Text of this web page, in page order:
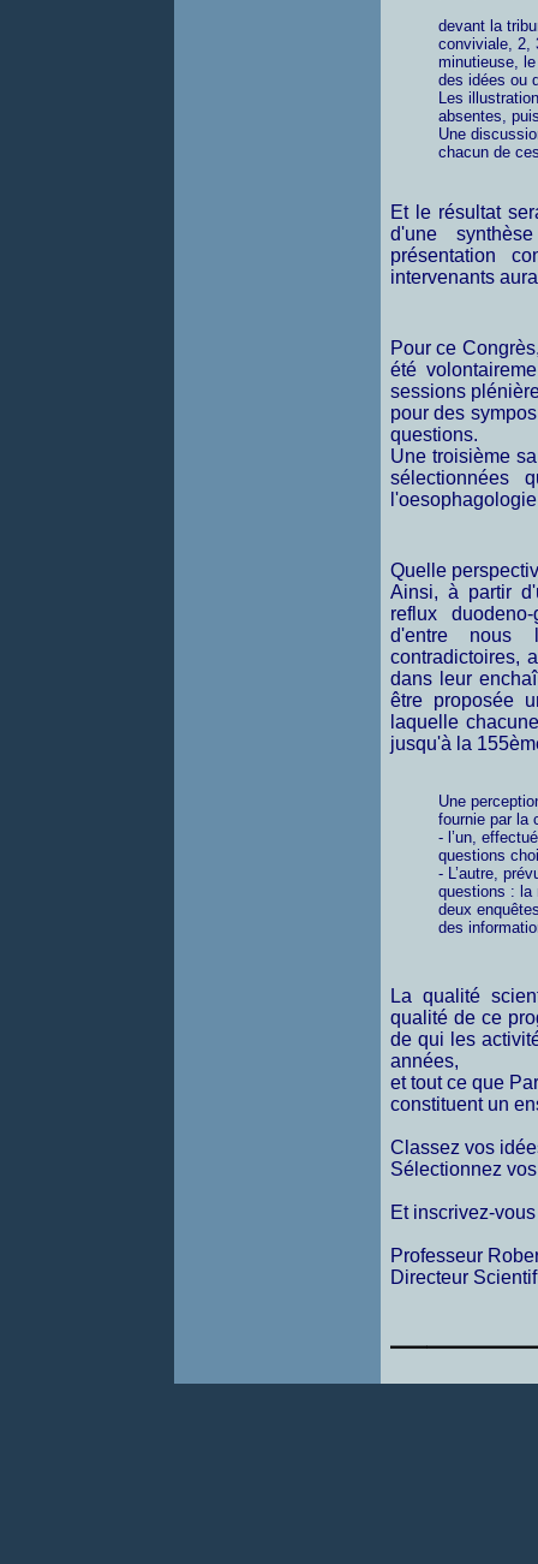
devant la
conviviale, 2,
minutieuse,
des idées ou
Les
absentes,
Une
chacun de
Et le résultat
d'une
présentation
intervenants
Pour ce
été
sessions
pour des
questions.
Une troisième
sélectionnées
Quelle
Ainsi, à partir
reflux
d'entre nous
contradictoires,
dans leur
être proposée
laquelle
jusqu'à la
Une
fournie par la
- l’un,
questions
- L’autre,
questions : la
deux
des
La qualité
qualité de ce
de qui les
années,
et tout ce que
constituent un
Classez vos
Sélectionnez
Et inscrivez-
Professeur
Directeur